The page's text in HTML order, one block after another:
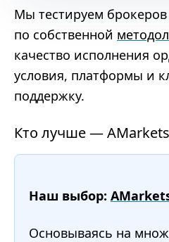
Мы тестируем
по собственной
качество исполнения
условия, платформы и
поддержку.
Кто лучше —
Наш выбор:
Основываясь на